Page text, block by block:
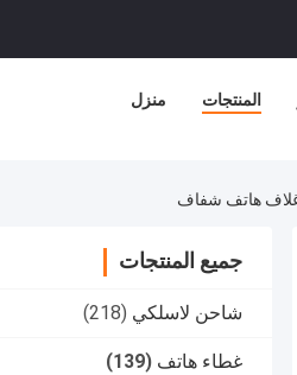
منزل المنتجات
جميع المنتجات
شاحن لاسلكي (218)
غطاء هاتف (139)